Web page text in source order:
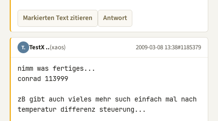
Markierten Text zitieren Antwort
T. TestX ..(xaos) 2009-03-08 13:38#1185379
nimm was fertiges...
conrad 113999
zB gibt auch vieles mehr such einfach mal nach
temperatur differenz steuerung...